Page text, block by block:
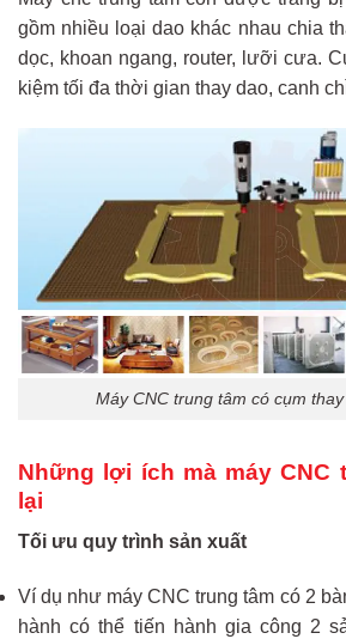
gồm nhiều loại dao khác nhau chia
dọc, khoan ngang, router, lưỡi cưa.
kiệm tối đa thời gian thay dao, canh
Máy CNC trung tâm có cụm
Những lợi ích mà máy CNC
lại
Tối ưu quy trình sản xuất
Ví dụ như máy CNC trung tâm có 2
hành có thể tiến hành gia công 2